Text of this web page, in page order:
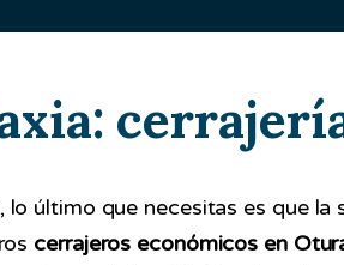
último que necesitas es que
cerrajeros económicos en